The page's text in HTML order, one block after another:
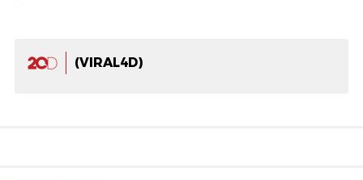
(VIRAL4D)